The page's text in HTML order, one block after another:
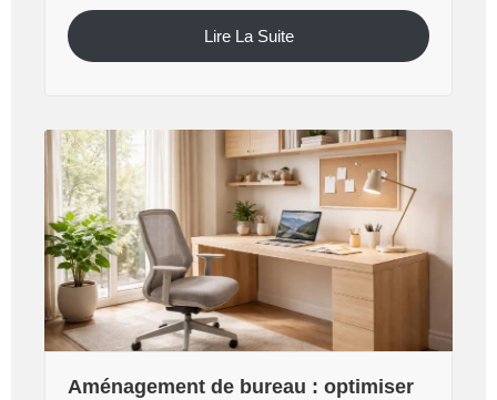
Lire La Suite
Aménagement de bureau : optimiser